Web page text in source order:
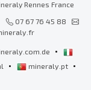
Rennes France
07 67 76 45 88
•
• mineraly.pt •